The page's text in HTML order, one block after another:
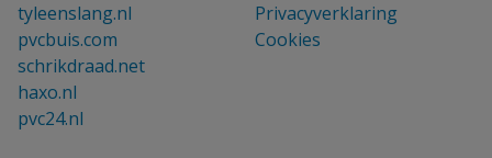
tyleenslang.nl
pvcbuis.com
schrikdraad.net
haxo.nl
pvc24.nl
Privacyverklaring
Cookies